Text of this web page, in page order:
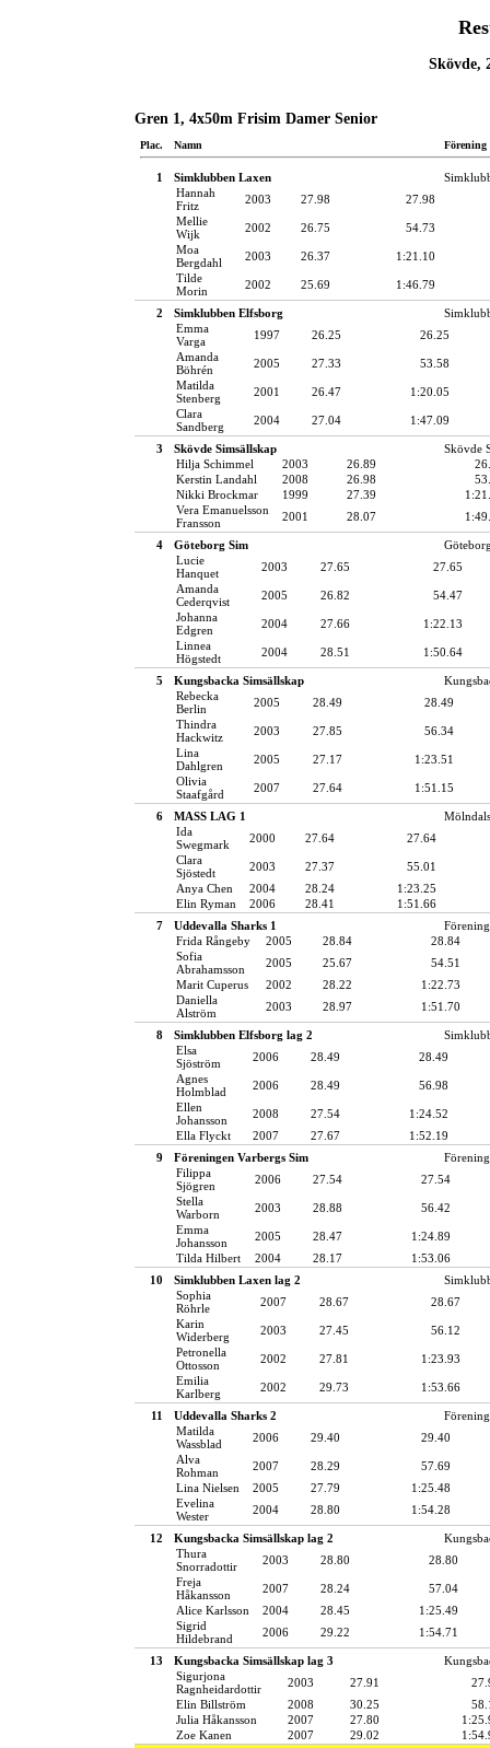
Skövde,
Gren 1, 4x50m Frisim Damer Senior
Plac. Namn Förening
1 Simklubben Laxen
Hannah
Fritz
2003 27.98
27.98
Mellie
Wijk
2002 26.75
54.73
Moa
Bergdahl
2003 26.37
1:21.10
Tilde
Morin
2002 25.69 1:46.79
2 Simklubben Elfsborg
Emma
Varga
1997 26.25
26.25
Amanda
Böhrén
2005 27.33
53.58
Matilda
Stenberg
2001 26.47
1:20.05
Clara
Sandberg
2004 27.04 1:47.09
3 Skövde Simsällskap
Skövde
Hilja Schimmel
2003 26.89
Kerstin Landahl
2008 26.98
Nikki Brockmar
1999 27.39
Vera Emanuelsson
Fransson
2001 28.07
4 Göteborg Sim
Lucie
Hanquet
2003 27.65
27.65
Amanda
Cederqvist
2005 26.82
54.47
Johanna
Edgren
2004 27.66
1:22.13
Linnea
Högstedt
2004 28.51 1:50.64
5 Kungsbacka Simsällskap
Rebecka
Berlin
2005 28.49
28.49
Thindra
Hackwitz
2003 27.85
56.34
Lina
Dahlgren
2005 27.17
1:23.51
Olivia
Staafgård
2007 27.64 1:51.15
6 MASS LAG 1
Ida
Swegmark
2000 27.64
27.64
Clara
Sjöstedt
2003 27.37
55.01
Anya Chen
2004 28.24
1:23.25
Elin Ryman
2006 28.41
1:51.66
7
Uddevalla Sharks 1
Frida Rångeby
2005 28.84
28.84
Sofia
Abrahamsson
2005 25.67
54.51
Marit Cuperus
2002 28.22
1:22.73
Daniella
Alström
2003 28.97 1:51.70
8 Simklubben Elfsborg lag 2
Elsa
Sjöström
2006 28.49
28.49
Agnes
Holmblad
2006 28.49
56.98
Ellen
Johansson
2008 27.54
1:24.52
Ella Flyckt
2007 27.67
1:52.19
9
Föreningen Varbergs Sim
Filippa
Sjögren
2006 27.54
27.54
Stella
Warborn
2003 28.88
56.42
Emma
Johansson
2005 28.47
1:24.89
Tilda Hilbert
2004 28.17
1:53.06
10
Simklubben Laxen lag 2
Sophia
Röhrle
2007 28.67
28.67
Karin
Widerberg
2003 27.45
56.12
Petronella
Ottosson
2002 27.81
1:23.93
Emilia
Karlberg
2002 29.73 1:53.66
11 Uddevalla Sharks 2
Matilda
Wassblad
2006 29.40
29.40
Alva
Rohman
2007 28.29
57.69
Lina Nielsen
2005 27.79
1:25.48
Evelina
Wester
2004 28.80 1:54.28
12 Kungsbacka Simsällskap lag 2
Thura
Snorradottir
2003 28.80
28.80
Freja
Håkansson
2007 28.24
57.04
Alice Karlsson
2004 28.45
1:25.49
Sigrid
Hildebrand
2006 29.22 1:54.71
13 Kungsbacka Simsällskap lag 3
Sigurjona
Ragnheidardottir
2003 27.91
Elin Billström
2008 30.25
Julia Håkansson
2007 27.80
Zoe Kanen
2007 29.02